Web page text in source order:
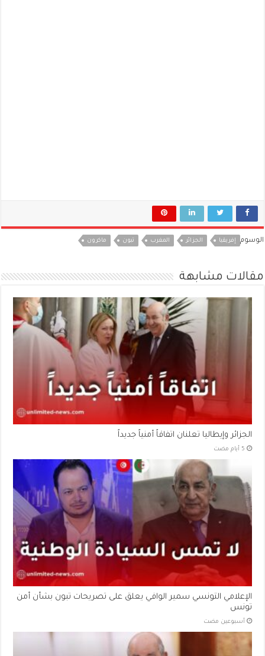
الوسوم إفريقيا الجزائر المغرب تبون ماكرون
مقالات مشابهة
الجزائر وإيطاليا تعلنان اتفاقاً أمنياً جديداً
الإعلامي التونسي سمير الوافي يعلق على تصريحات تبون بشأن أمن
تونس
‏أسبوعين مضت